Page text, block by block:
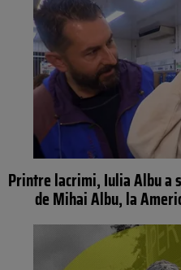
Printre lacrimi, Iulia Albu a
de Mihai Albu, la